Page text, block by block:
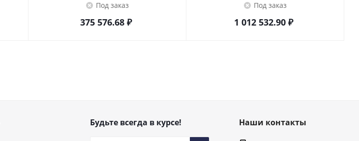
Под заказ
375 576.68₽
Под заказ
1 012 532.90 ₽
Будьте всегда в курсе!
Наши контакты